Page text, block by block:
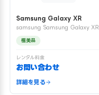
Samsung Galaxy XR
samsung Samsung Galaxy XR
極美品
レンタル料金
お問い合わせ
詳細を見る